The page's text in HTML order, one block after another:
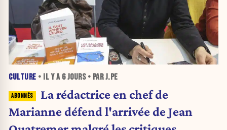
CULTURE • IL Y A 6 JOURS• PAR J.PE
La rédactrice en chef de
Marianne défend l'arrivée de Jean